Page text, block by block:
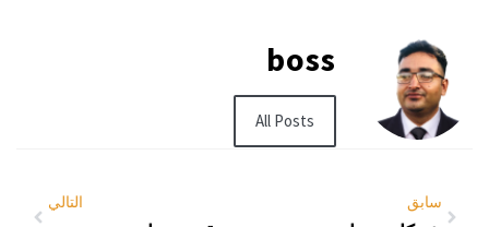
boss
All Posts
سابق التالي